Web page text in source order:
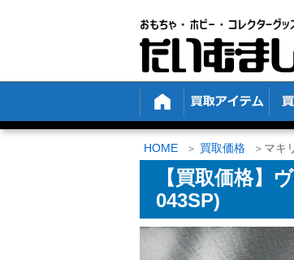
HOME 買取価格 マキ
【買取価格】
043SP)